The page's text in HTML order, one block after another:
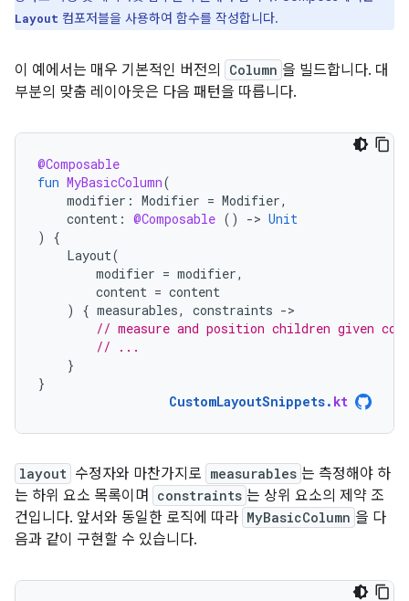
Layout 컴포저블을 사용하여 함수를 작성합니다.
이 예에서는 매우 기본적인 버전의 Column 을 빌드합니다. 대
부분의 맞춤 레이아웃은 다음 패턴을 따릅니다.
@Composable
fun MyBasicColumn(
modifier : Modifier = Modifier,
content : @Composable () -> Unit
)
{
Layout(
modifier = modifier,
content = content
)
{ measurables, constraints -
// measure and position children given
// ...
}
}
CustomLayoutSnippets. kt
layout 수정자와 마찬가지로 measurables 는 측정해야 하
는 하위 요소 목록이며
constraints 는 상위 요소의 제약 조
건입니다. 앞서와 동일한 로직에 따라 MyBasicColumn 을 다
음과 같이 구현할 수 있습니다.